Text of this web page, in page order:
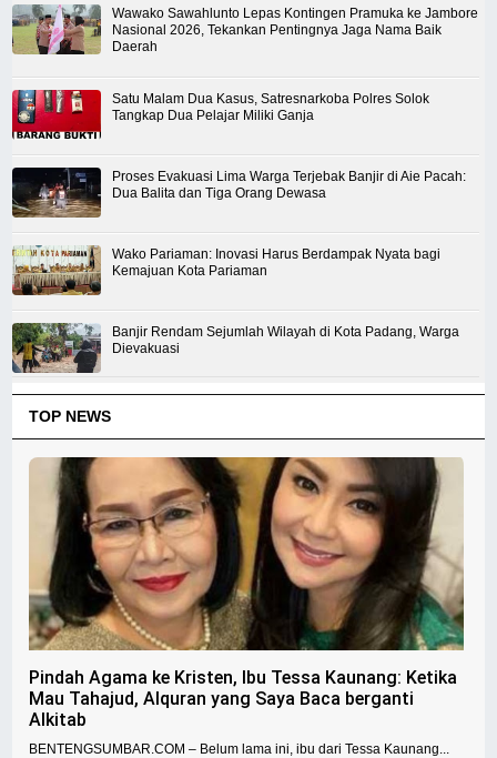
Wawako Sawahlunto Lepas Kontingen Pramuka ke Jambore
Nasional 2026, Tekankan Pentingnya Jaga Nama Baik
Daerah
Satu Malam Dua Kasus, Satresnarkoba Polres Solok
Tangkap Dua Pelajar Miliki Ganja
Proses Evakuasi Lima Warga Terjebak Banjir di Aie Pacah:
Dua Balita dan Tiga Orang Dewasa
Wako Pariaman: Inovasi Harus Berdampak Nyata bagi
Kemajuan Kota Pariaman
Banjir Rendam Sejumlah Wilayah di Kota Padang, Warga
Dievakuasi
TOP NEWS
Pindah Agama ke Kristen, Ibu Tessa Kaunang: Ketika
Mau Tahajud, Alquran yang Saya Baca berganti
Alkitab
BENTENGSUMBAR.COM – Belum lama ini, ibu dari Tessa Kaunang...